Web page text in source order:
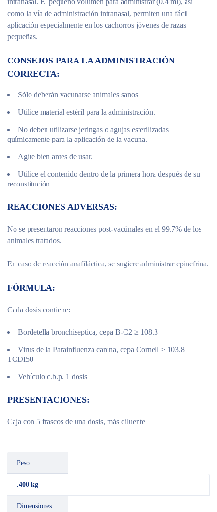
intranasal. El pequeño volumen para administrar (0.4 ml), así
como la vía de administración intranasal, permiten una fácil
aplicación especialmente en los cachorros jóvenes de razas
pequeñas.
CONSEJOS PARA LA ADMINISTRACIÓN
CORRECTA:
Sólo deberán vacunarse animales sanos.
Utilice material estéril para la administración.
No deben utilizarse jeringas o agujas esterilizadas
químicamente para la aplicación de la vacuna.
Agite bien antes de usar.
Utilice el contenido dentro de la primera hora después de su
reconstitución
REACCIONES ADVERSAS:
No se presentaron reacciones post-vacúnales en el 99.7% de los
animales tratados.
En caso de reacción anafiláctica, se sugiere administrar epinefrina.
FÓRMULA:
Cada dosis contiene:
Bordetella bronchiseptica, cepa B-C2 ≥ 108.3
Virus de la Parainfluenza canina, cepa Cornell ≥ 103.8
TCDI50
Vehículo c.b.p. 1 dosis
PRESENTACIONES:
Caja con 5 frascos de una dosis, más diluente
Peso
.400 kg
Dimensiones